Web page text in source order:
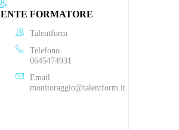
ENTE FORMATORE
Talentform
Telefono
0645474931
Email
monitoraggio@talentform.it